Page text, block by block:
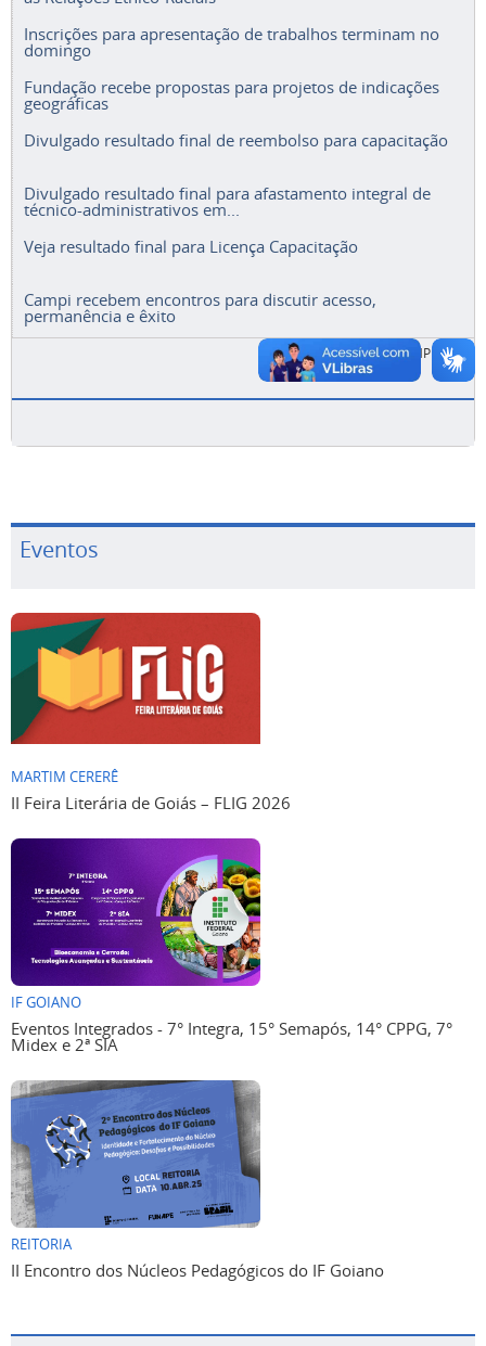
Inscrições para apresentação de trabalhos terminam no
domingo
Fundação recebe propostas para projetos de indicações
geográficas
Divulgado resultado final de reembolso para capacitação
Divulgado resultado final para afastamento integral de
técnico-administrativos em...
Veja resultado final para Licença Capacitação
Campi recebem encontros para discutir acesso,
permanência e êxito
ACESSE A LISTA COMPLETA
Eventos
MARTIM CERERÊ
II Feira Literária de Goiás – FLIG 2026
IF GOIANO
Eventos Integrados - 7° Integra, 15° Semapós, 14° CPPG, 7°
Midex e 2ª SIA
REITORIA
II Encontro dos Núcleos Pedagógicos do IF Goiano